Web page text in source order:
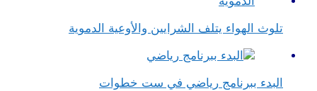
تلوث الهواء يتلف الشرايين والأوعية الدموية
البدء ببرنامج رياضي في ست خطوات